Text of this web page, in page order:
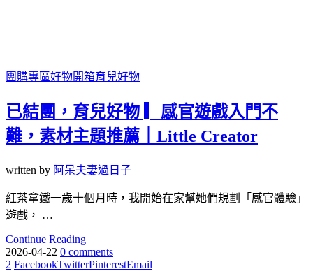
團購專區好物開箱育兒好物
已結團，育兒好物 ▎感官遊戲入門不
難，素材主題推薦｜Little Creator
written by 阿呆夫妻過日子
紅茶拿鐵一歲十個月時，我開始在家幫她們規劃「感官體驗」
遊戲， …
Continue Reading
2026-04-22 0 comments
2 FacebookTwitterPinterestEmail